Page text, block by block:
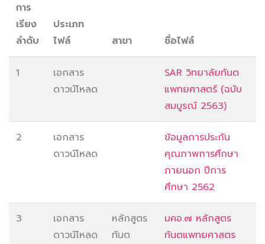
การ
เรียง
ลำดับ
ประเภท
ไฟล์
สาขา ชื่อไฟล์
1
เอกสาร
ดาวน์โหลด
SAR วิทยาลัยทันต
แพทยศาสตร์ (ฉบับ
สมบูรณ์ 2563)
2
เอกสาร
ดาวน์โหลด
ข้อมูลการประกัน
คุณภาพการศึกษา
ภายนอก ปีการ
ศึกษา 2562
3
เอกสาร
ดาวน์โหลด
หลักสูตร
ทันต
มคอ.๗ หลักสูตร
ทันตแพทยศาสตร